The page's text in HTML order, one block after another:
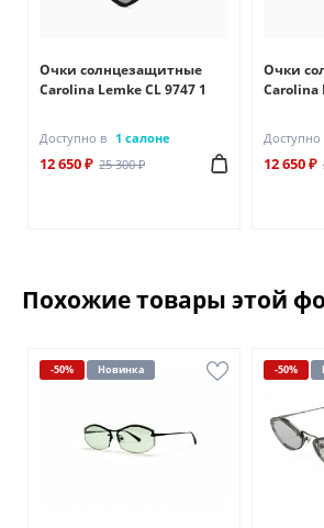
Очки солнцезащитные
Carolina Lemke CL 9747 1
Доступно в 1 салоне
12 650 ₽ 25 300 ₽
Очки
Carolina
Доступно
12 650 ₽
Похожие товары этой
-50% Новинка -50%